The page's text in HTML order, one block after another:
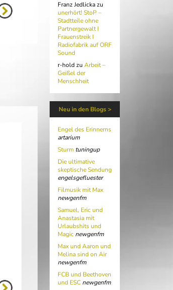
Franz Jedlickazu
unerhört! StoP –
Stadtteile ohne
Partnergewalt I
Frauenstreik I
Radiofabrik auf ORF
Sound
r-holdzu Arbeit –
Geißel der
Menschheit
Neu in den Blogs >
Engel des Erinnerns
artarium
Sturm tuningup
Die ultimative
skeptische Sendung
engelsgefluester
Filmusik mit Max
newgenfm
Samuel, Eric und
Anastasia mit
Urlaubshits und
Magic newgenfm
Max und Aaron und
Melina sind on Air
newgenfm
FCB und Beethoven
und ESC newgenfm